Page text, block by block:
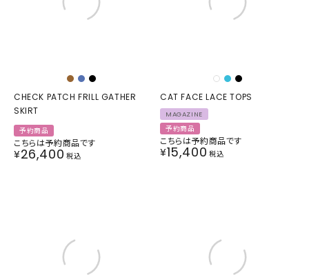
CHECK PATCH FRILL GATHER
SKIRT
予約商品
こちらは予約商品です
¥26,400 税込
CAT FACE LACE TOPS
MAGAZINE
予約商品
こちらは予約商品です
¥15,400 税込